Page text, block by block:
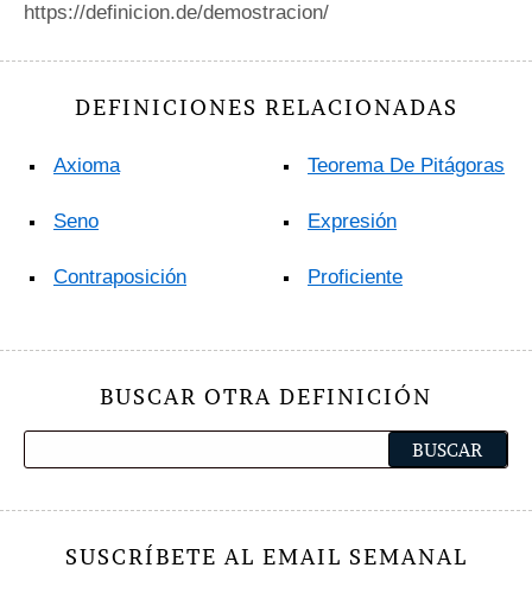
https://definicion.de/demostracion/
DEFINICIONES RELACIONADAS
Axioma
Seno
Contraposición
Teorema De Pitágoras
Expresión
Proficiente
BUSCAR OTRA DEFINICIÓN
SUSCRÍBETE AL EMAIL SEMANAL